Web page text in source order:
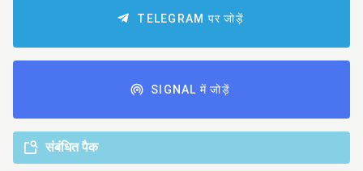
TELEGRAM पर जोड़ें
SIGNAL में जोड़ें
संबंधित पैक